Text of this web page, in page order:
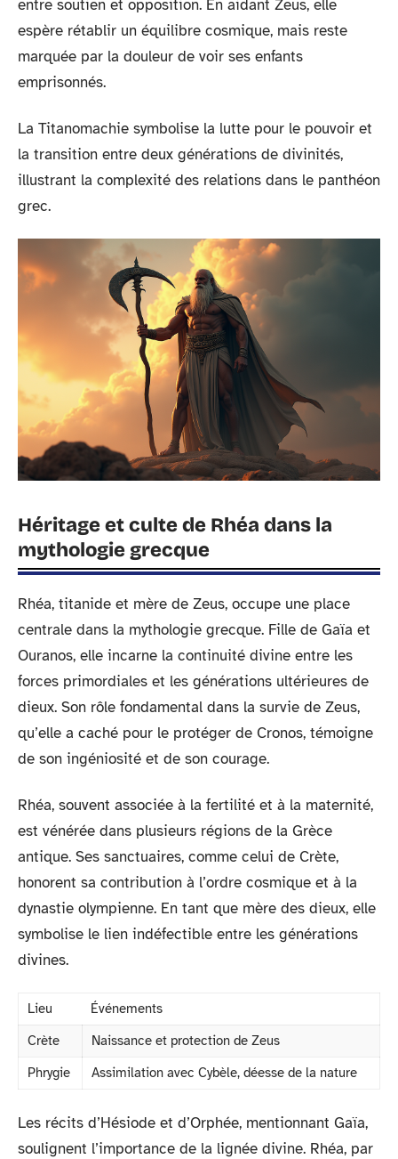
entre soutien et opposition. En aidant Zeus, elle
espère rétablir un équilibre cosmique, mais reste
marquée par la douleur de voir ses enfants
emprisonnés.
La Titanomachie symbolise la lutte pour le pouvoir et
la transition entre deux générations de divinités,
illustrant la complexité des relations dans le panthéon
grec.
Héritage et culte de Rhéa dans la
mythologie grecque
Rhéa, titanide et mère de Zeus, occupe une place
centrale dans la mythologie grecque. Fille de Gaïa et
Ouranos, elle incarne la continuité divine entre les
forces primordiales et les générations ultérieures de
dieux. Son rôle fondamental dans la survie de Zeus,
qu’elle a caché pour le protéger de Cronos, témoigne
de son ingéniosité et de son courage.
Rhéa, souvent associée à la fertilité et à la maternité,
est vénérée dans plusieurs régions de la Grèce
antique. Ses sanctuaires, comme celui de Crète,
honorent sa contribution à l’ordre cosmique et à la
dynastie olympienne. En tant que mère des dieux, elle
symbolise le lien indéfectible entre les générations
divines.
Lieu
Événements
Crète
Naissance et protection de Zeus
Phrygie
Assimilation avec Cybèle, déesse de la nature
Les récits d’Hésiode et d’Orphée, mentionnant Gaïa,
soulignent l’importance de la lignée divine. Rhéa, par